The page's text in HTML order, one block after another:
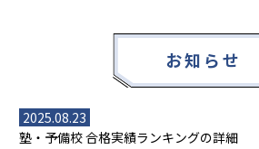
お知らせ
2025.08.23
塾・予備校 合格実績ランキングの詳細